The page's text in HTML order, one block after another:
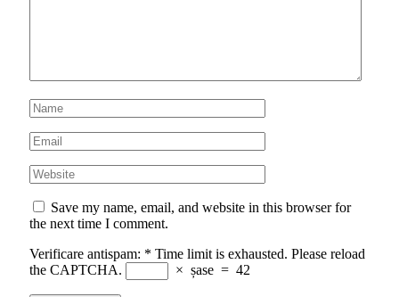
Save my name, email, and website in this browser for
the next time I comment.
Verificare antispam: * Time limit is exhausted. Please reload
the CAPTCHA.
× șase = 42